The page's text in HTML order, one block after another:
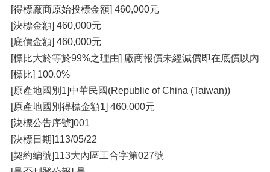
[得標廠商原始投標⾦額] 460,000元
[決標⾦額] 460,000元
[底價⾦額] 460,000元
[標比⼤於等於99%之理由] 廠商報價未經減價即在底價以內
[標比] 100.0%
[原產地國別1]中華⺠國(Republic of China (Taiwan))
[原產地國別得標⾦額1] 460,000元
[決標公告序號]001
[決標⽇期]113/05/22
[契約編號]113⼤內區⼯合字第027號